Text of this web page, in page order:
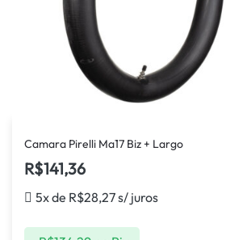
Camara Pirelli Ma17 Biz + Largo
R$141,36
5x de R$28,27s/ juros